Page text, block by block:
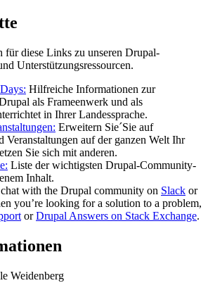
für diese Links zu unseren Drupal-
Unterstützungsressourcen.
Hilfreiche Informationen zur
als Frameenwerk und als
in Ihrer Landessprache.
Erweitern Sie´Sie auf
Veranstaltungen auf der ganzen Welt Ihr
Sie sich mit anderen.
Liste der wichtigsten Drupal-Community-
Inhalt.
with the Drupal community on Slack or
you’re looking for a solution to a problem,
orDrupal Answers on Stack Exchange.
Weidenberg